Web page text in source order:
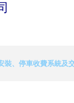
裝、停車收費系統及